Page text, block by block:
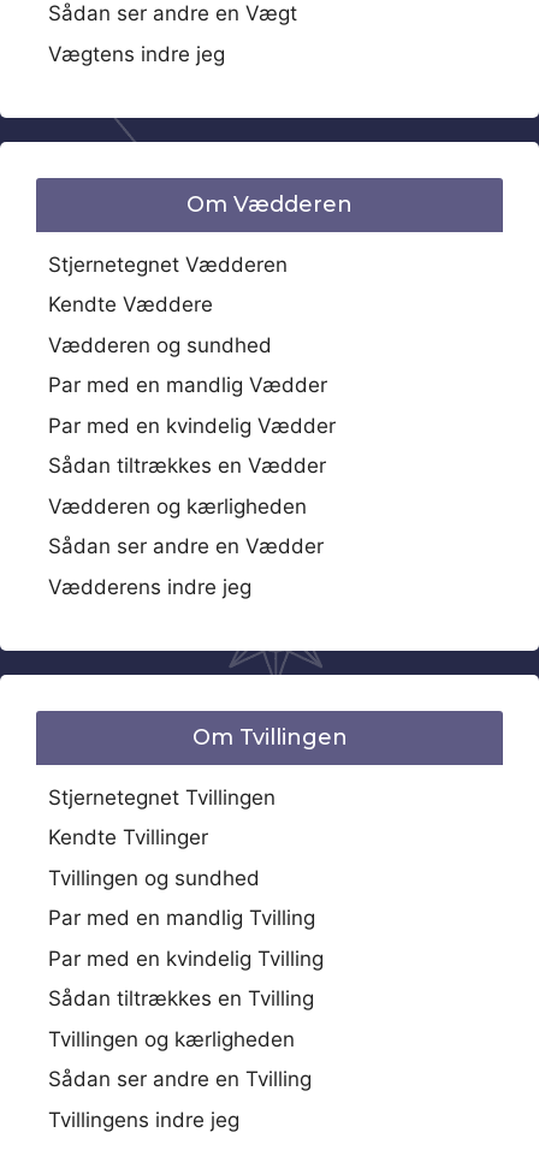
Sådan ser andre en Vægt
Vægtens indre jeg
Om Vædderen
Stjernetegnet Vædderen
Kendte Væddere
Vædderen og sundhed
Par med en mandlig Vædder
Par med en kvindelig Vædder
Sådan tiltrækkes en Vædder
Vædderen og kærligheden
Sådan ser andre en Vædder
Vædderens indre jeg
Om Tvillingen
Stjernetegnet Tvillingen
Kendte Tvillinger
Tvillingen og sundhed
Par med en mandlig Tvilling
Par med en kvindelig Tvilling
Sådan tiltrækkes en Tvilling
Tvillingen og kærligheden
Sådan ser andre en Tvilling
Tvillingens indre jeg